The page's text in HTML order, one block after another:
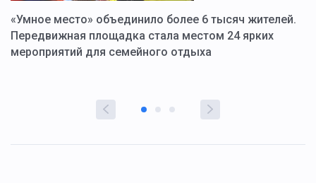
«Умное место» объединило более 6 тысяч жителей.
Передвижная площадка стала местом 24 ярких
мероприятий для семейного отдыха